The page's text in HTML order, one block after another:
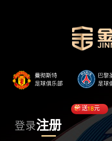
登录注册
送18元